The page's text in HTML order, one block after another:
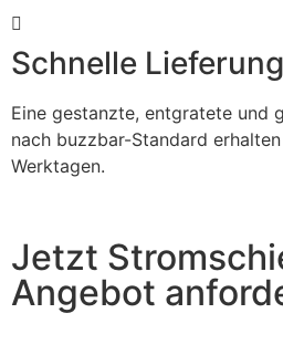
Schnelle Lieferung
Eine gestanzte, entgratete und
nach buzzbar-Standard
Werktagen.
Jetzt
Angebot